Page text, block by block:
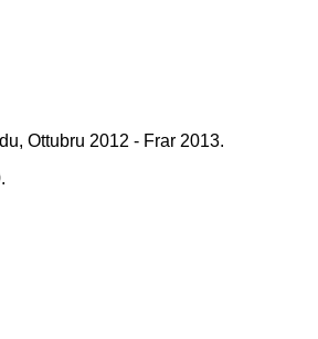
Ottubru 2012 - Frar 2013.